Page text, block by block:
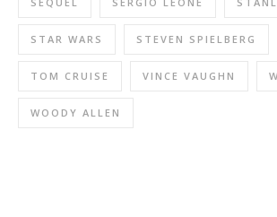
STAR WARS STEVEN SPIELBERG
TOM CRUISE VINCE VAUGHN
WOODY ALLEN